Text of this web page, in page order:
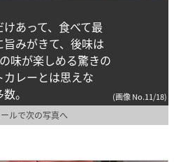
けあって、食べて最
みがきて、後味は
味が楽しめる驚きの
レーとは思えな
。
(画像 No.11/18)
ルで次の写真へ